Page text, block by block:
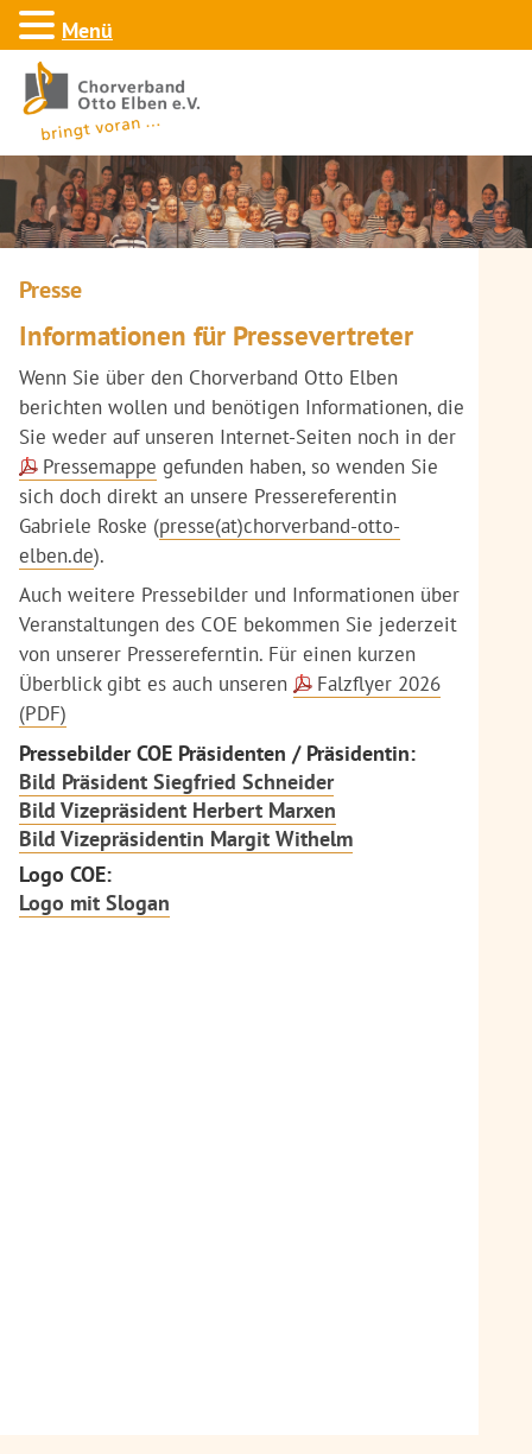
Presse
Informationen für Pressevertreter
Wenn Sie über den Chorverband Otto Elben
berichten wollen und benötigen Informationen, die
Sie weder auf unseren Internet-Seiten noch in der
Pressemappe gefunden haben, so wenden Sie
sich doch direkt an unsere Pressereferentin
Gabriele Roske (presse(at)chorverband-otto-
elben.de).
Auch weitere Pressebilder und Informationen über
Veranstaltungen des COE bekommen Sie jederzeit
von unserer Pressereferntin. Für einen kurzen
Überblick gibt es auch unseren
Falzflyer 2026
(PDF)
Pressebilder COE Präsidenten / Präsidentin:
Bild Präsident Siegfried Schneider
Bild Vizepräsident Herbert Marxen
Bild Vizepräsidentin Margit Withelm
Logo COE:
Logo mit Slogan
Menü